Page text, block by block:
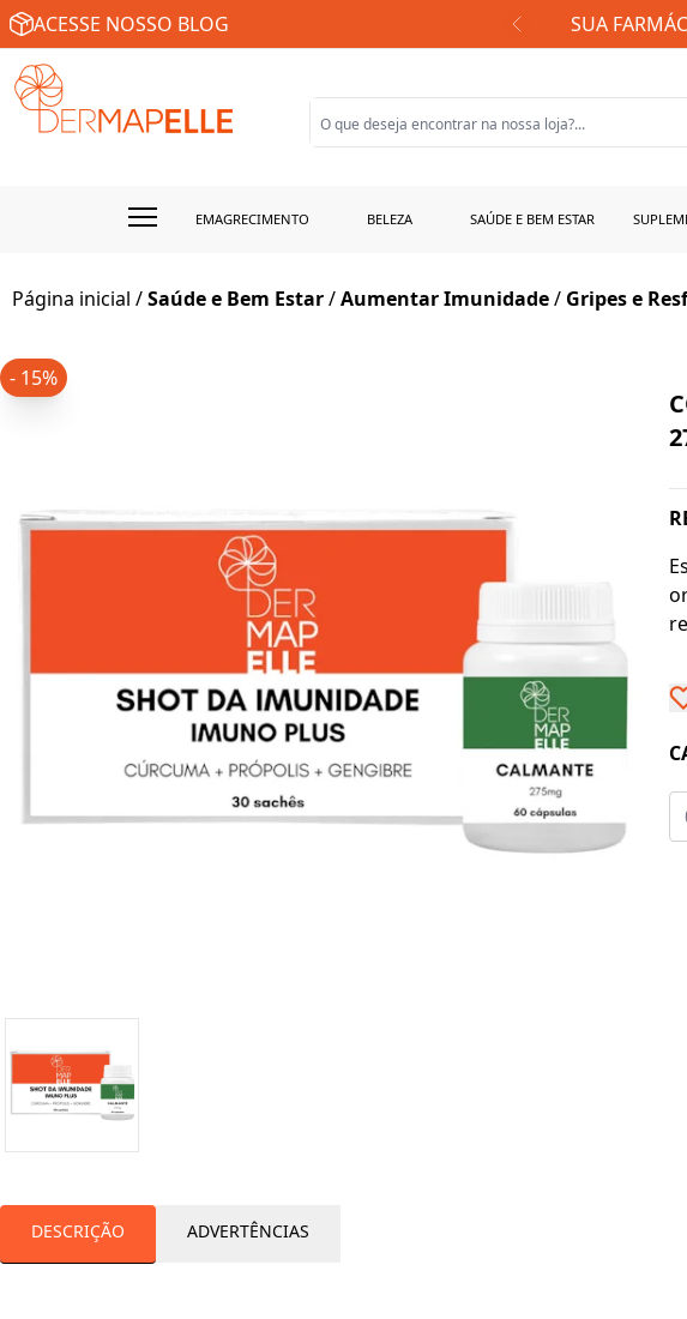
ACESSE NOSSO BLOG
SUA FARMÁCIA DE MANIPULAÇÃO ONLINE FRETE
EMAGRECIMENTO BELEZA SAÚDE E BEM ESTAR
Página inicial /Saúde e Bem Estar/Aumentar Imunidade/ Gripes e
- 15%
ADVERTÊNCIAS
DESCRIÇÃO